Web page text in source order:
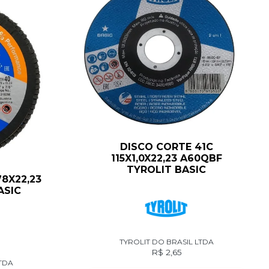
DISCO CORTE 41C
115X1,0X22,23 A60QBF
TYROLIT BASIC
TYROLIT DO BRASIL LTDA
R$ 2,65